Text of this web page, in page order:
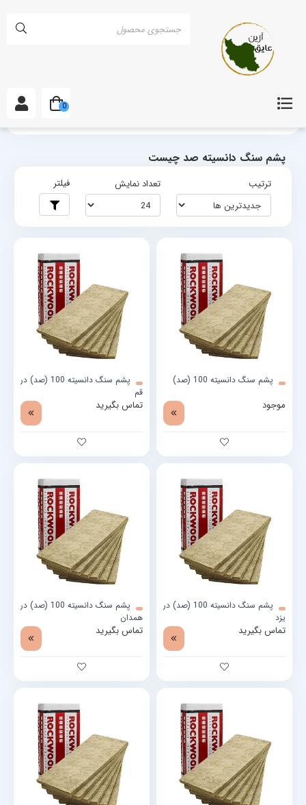
پشم سنگ دانسیته صد چیست
ترتیب تعداد نمایش فیلتر
پشم سنگ دانسیته 100 (صد)
موجود
پشم سنگ دانسیته 100 (صد) در
قم
تماس بگیرید
پشم سنگ دانسیته 100 (صد) در
یزد
تماس بگیرید
پشم سنگ دانسیته 100 (صد) در
همدان
تماس بگیرید
0